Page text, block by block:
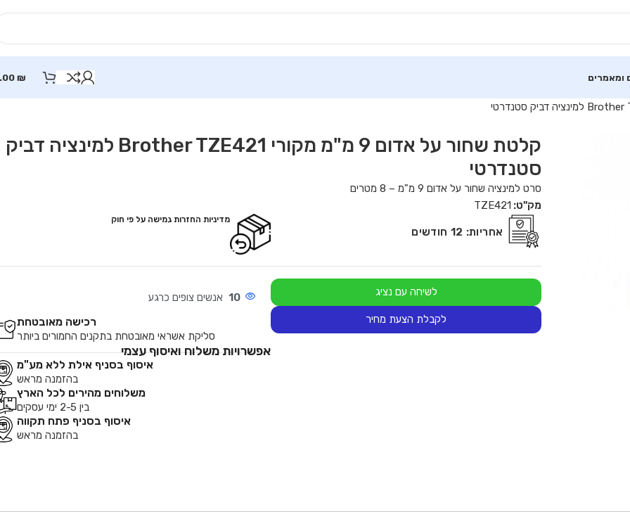
ומאמרים ₪
קלטת שחור על אדום 9 מ"מ מקורי Brother TZE421 למינציה דביק
סטנדרטי
סרט למינציה שחור על אדום 9 מ"מ – 8 מטרים
מק"ט: TZE421
אחריות: 12 חודשים
מדיניות החזרות גמישה על פי חוק
לשיחה עם נציג
לקבלת הצעת מחיר
10 אנשים צופים כרגע
רכישה מאובטחת
סליקת אשראי מאובטחת בתקנים החמורים ביותר
אפשרויות משלוח ואיסוף עצמי
איסוף בסניף אילת ללא מע"מ
בהזמנה מראש
משלוחים מהירים לכל הארץ
בין 2-5 ימי עסקים
איסוף בסניף פתח תקווה
בהזמנה מראש